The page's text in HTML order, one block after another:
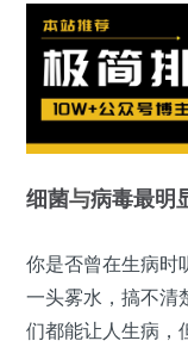
细菌与病毒最明
你是否曾在生病时
一头雾水，搞不清
们都能让人生病，